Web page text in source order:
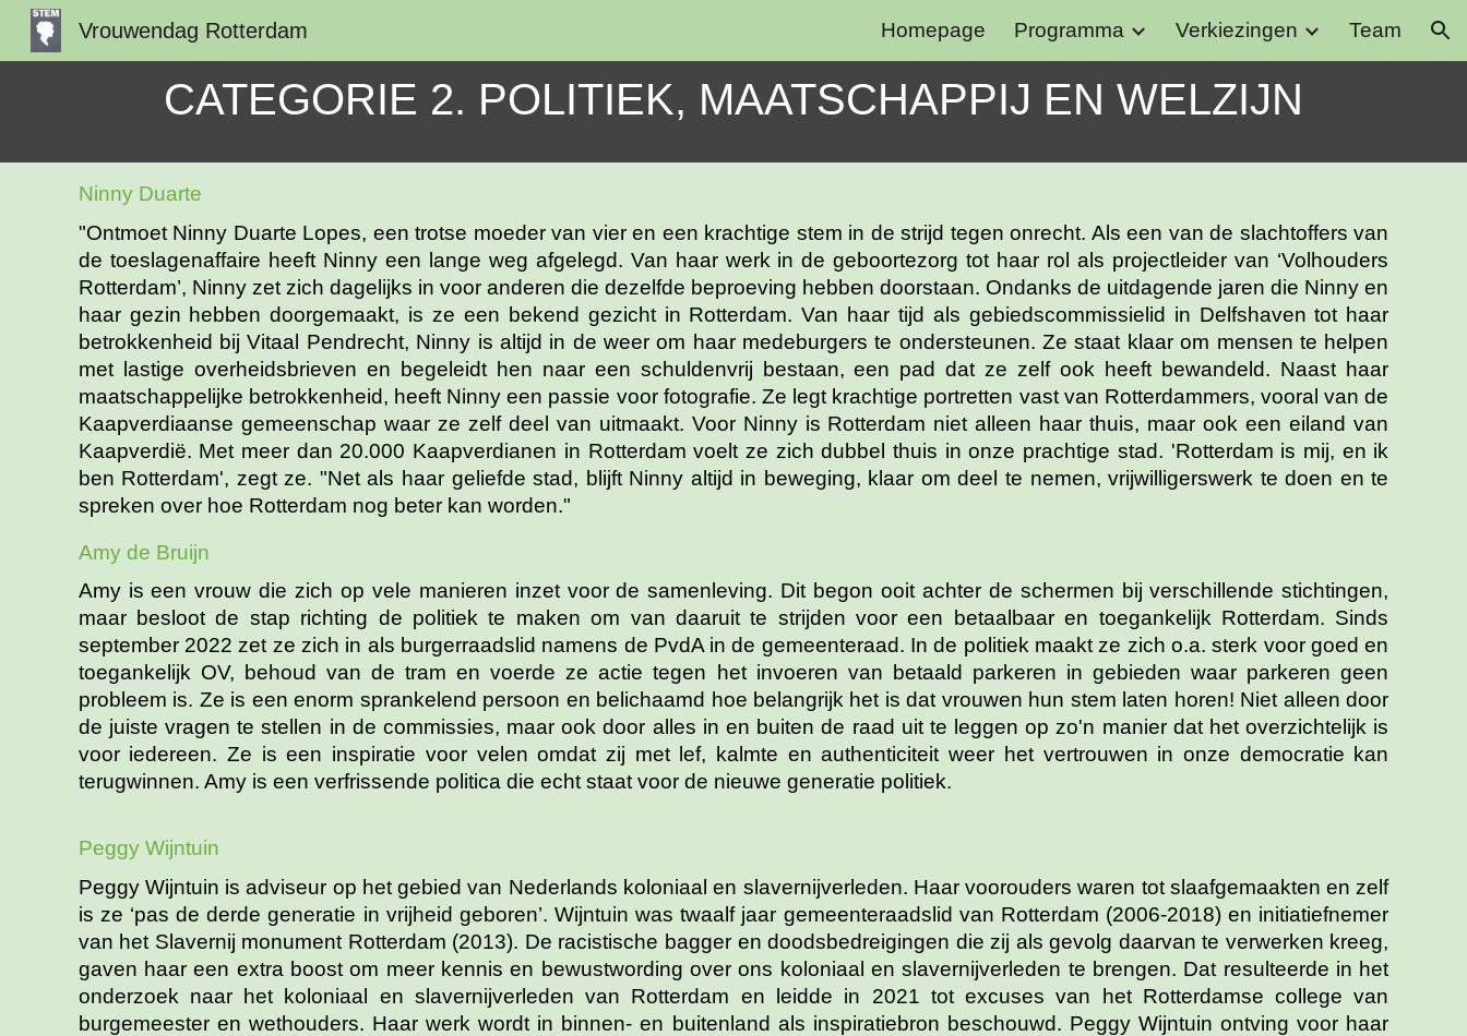
Skip to navigation
Vrouwendag Rotterdam Homepage Programma Verkiezingen Team
CATEGORIE 2. POLITIEK, MAATSCHAPPIJ EN WELZIJN
Ninny Duarte
"Ontmoet Ninny Duarte Lopes, een trotse moeder van vier en een krachtige stem in de strijd tegen onrecht. Als een van de slachtoffers van
de toeslagenaffaire heeft Ninny een lange weg afgelegd. Van haar werk in de geboortezorg tot haar rol als projectleider van ‘Volhouders
Rotterdam’, Ninny zet zich dagelijks in voor anderen die dezelfde beproeving hebben doorstaan. Ondanks de uitdagende jaren die Ninny en
haar gezin hebben doorgemaakt, is ze een bekend gezicht in Rotterdam. Van haar tijd als gebiedscommissielid in Delfshaven tot haar
betrokkenheid bij Vitaal Pendrecht, Ninny is altijd in de weer om haar medeburgers te ondersteunen. Ze staat klaar om mensen te helpen
met lastige overheidsbrieven en begeleidt hen naar een schuldenvrij bestaan, een pad dat ze zelf ook heeft bewandeld. Naast haar
maatschappelijke betrokkenheid, heeft Ninny een passie voor fotografie. Ze legt krachtige portretten vast van Rotterdammers, vooral van de
Kaapverdiaanse gemeenschap waar ze zelf deel van uitmaakt. Voor Ninny is Rotterdam niet alleen haar thuis, maar ook een eiland van
Kaapverdië. Met meer dan 20.000 Kaapverdianen in Rotterdam voelt ze zich dubbel thuis in onze prachtige stad. 'Rotterdam is mij, en ik
ben Rotterdam', zegt ze. "Net als haar geliefde stad, blijft Ninny altijd in beweging, klaar om deel te nemen, vrijwilligerswerk te doen en te
spreken over hoe Rotterdam nog beter kan worden."
Amy de Bruijn
Amy is een vrouw die zich op vele manieren inzet voor de samenleving. Dit begon ooit achter de schermen bij verschillende stichtingen,
maar besloot de stap richting de politiek te maken om van daaruit te strijden voor een betaalbaar en toegankelijk Rotterdam. Sinds
september 2022 zet ze zich in als burgerraadslid namens de PvdA in de gemeenteraad. In de politiek maakt ze zich o.a. sterk voor goed en
toegankelijk OV, behoud van de tram en voerde ze actie tegen het invoeren van betaald parkeren in gebieden waar parkeren geen
probleem is. Ze is een enorm sprankelend persoon en belichaamd hoe belangrijk het is dat vrouwen hun stem laten horen! Niet alleen door
de juiste vragen te stellen in de commissies, maar ook door alles in en buiten de raad uit te leggen op zo'n manier dat het overzichtelijk is
voor iedereen. Ze is een inspiratie voor velen omdat zij met lef, kalmte en authenticiteit weer het vertrouwen in onze democratie kan
terugwinnen. Amy is een verfrissende politica die echt staat voor de nieuwe generatie politiek.
Peggy Wijntuin
Peggy Wijntuin is adviseur op het gebied van Nederlands koloniaal en slavernijverleden. Haar voorouders waren tot slaafgemaakten en zelf
is ze ‘pas de derde generatie in vrijheid geboren’. Wijntuin was twaalf jaar gemeenteraadslid van Rotterdam (2006-2018) en initiatiefnemer
van het Slavernij monument Rotterdam (2013). De racistische bagger en doodsbedreigingen die zij als gevolg daarvan te verwerken kreeg,
gaven haar een extra boost om meer kennis en bewustwording over ons koloniaal en slavernijverleden te brengen. Dat resulteerde in het
onderzoek naar het koloniaal en slavernijverleden van Rotterdam en leidde in 2021 tot excuses van het Rotterdamse college van
burgemeester en wethouders. Haar werk wordt in binnen- en buitenland als inspiratiebron beschouwd. Peggy Wijntuin ontving voor haar